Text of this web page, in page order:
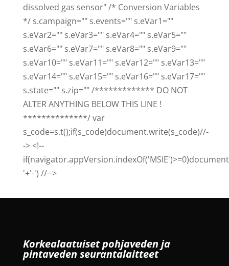
dissolved gas sensor" /* Conversion Variables
*/ s.campaign="" s.events="" s.eVar1=""
s.eVar2="" s.eVar3="" s.eVar4="" s.eVar5=""
s.eVar6="" s.eVar7="" s.eVar8="" s.eVar9=""
s.eVar10="" s.eVar11="" s.eVar12="" s.eVar13=""
s.eVar14="" s.eVar15="" s.eVar16="" s.eVar17=""
s.state="" s.zip="" /************* DO NOT
ALTER ANYTHING BELOW THIS LINE !
**************/ var
s_code=s.t();if(s_code)document.write(s_code)//-
-> <!--
'+'-') //-->
Korkealaatuiset pohjaveden ja
pintaveden seurantalaitteet